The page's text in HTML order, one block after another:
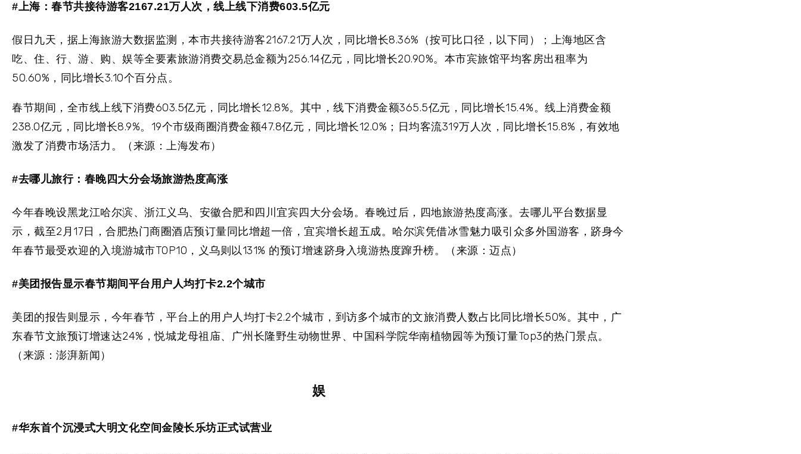
#上海：春节共接待游客2167.21万人次，线上线下消费603.5亿元
假日九天，据上海旅游大数据监测，本市共接待游客2167.21万人次，同比增长8.36%（按可比口径，以下同）；上海地区含
吃、住、行、游、购、娱等全要素旅游消费交易总金额为256.14亿元，同比增长20.90%。本市宾旅馆平均客房出租率为
50.60%，同比增长3.10个百分点。
春节期间，全市线上线下消费603.5亿元，同比增长12.8%。其中，线下消费金额365.5亿元，同比增长15.4%。线上消费金额
238.0亿元，同比增长8.9%。19个市级商圈消费金额47.8亿元，同比增长12.0%；日均客流319万人次，同比增长15.8%，有效地
激发了消费市场活力。（来源：上海发布）
#去哪儿旅行：春晚四大分会场旅游热度高涨
今年春晚设黑龙江哈尔滨、浙江义乌、安徽合肥和四川宜宾四大分会场。春晚过后，四地旅游热度高涨。去哪儿平台数据显
示，截至2月17日，合肥热门商圈酒店预订量同比增超一倍，宜宾增长超五成。哈尔滨凭借冰雪魅力吸引众多外国游客，跻身今
年春节最受欢迎的入境游城市TOP10，义乌则以131% 的预订增速跻身入境游热度蹿升榜。（来源：迈点）
#美团报告显示春节期间平台用户人均打卡2.2个城市
美团的报告则显示，今年春节，平台上的用户人均打卡2.2个城市，到访多个城市的文旅消费人数占比同比增长50%。其中，广
东春节文旅预订增速达24%，悦城龙母祖庙、广州长隆野生动物世界、中国科学院华南植物园等为预订量Top3的热门景点。
（来源：澎湃新闻）
娱
#华东首个沉浸式大明文化空间金陵长乐坊正式试营业